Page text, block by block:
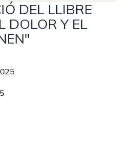
DEL LLIBRE
DOLOR Y EL